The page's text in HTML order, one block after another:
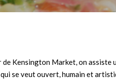
Kensington Market, on assiste
se veut ouvert, humain et